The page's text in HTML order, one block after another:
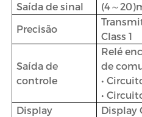
Saída de sinal
(4～
Precisão
Class 1
Saída de
controle
Relé
de
•
•
Display
Display